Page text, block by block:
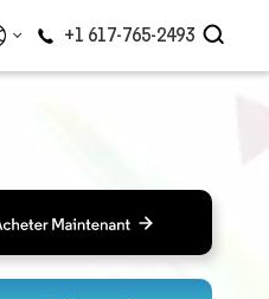
+1 617-765-2493